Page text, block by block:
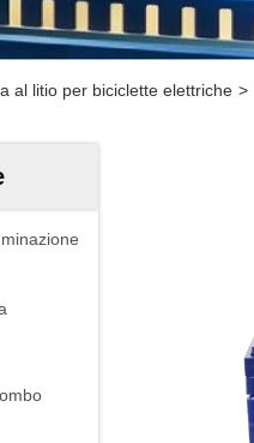
al litio per biciclette elettriche >